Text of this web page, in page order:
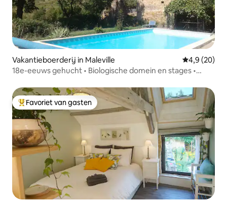
Vakantieboerderij in Maleville Gemiddelde
4,9 (20)
18e-eeuws gehucht • Biologische domein en stages •
Topfavoriet van gasten
Favoriet van gasten